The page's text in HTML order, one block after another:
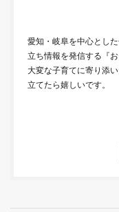
愛知・岐阜を中心とし
立ち情報を発信する『
大変な子育てに寄り添
立てたら嬉しいです。